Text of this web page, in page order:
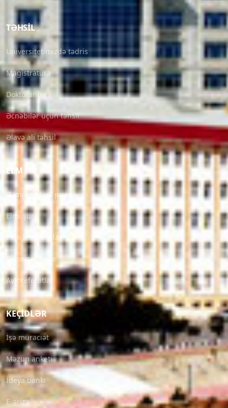
TƏHSIL
Universitetimizdə tədris
Magistratura
Doktorantura
Əcnəbilər üçün təhsil
Əlavə ali təhsil
ELM
“Elmi əsərlər” jurnalı
Elmi şura
Elmi konfranslar
Dissertasiyalar
Avtoreferatlar
KEÇIDLƏR
İşə müraciət
Məzun anketi
İdeya bankı
E-ərizə